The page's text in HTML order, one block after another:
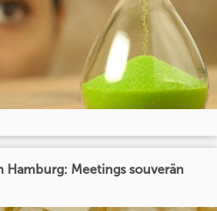
Hamburg: Meetings souverän